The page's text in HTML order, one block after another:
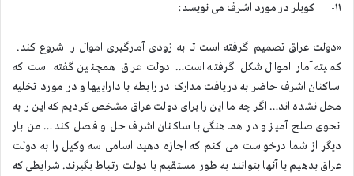
۱۱- کوبلر در مورد اشرف می نویسد:
«دولت عراق تصمیم گرفته است تا به زودی آمارگیری اموال را شروع کند.
کمیته آمار اموال شکل گرفته است… دولت عراق همچنین گفته است که
ساکنان اشرف حاضر به دریافت مدارک در رابطه با داراییها و در مورد تخلیه
محل نشده اند… اگر چه ما این را برای دولت عراق مشخص کردیم که این را به
نحوی صلح آمیز و در هماهنگی با ساکنان اشرف حل و فصل کند… من بار
دیگر از شما درخواست می کنم که اجازه دهید اسامی سه وکیل را به دولت
عراق بدهیم یا آنها بتوانند به طور مستقیم با دولت ارتباط بگیرند. شرایطی که